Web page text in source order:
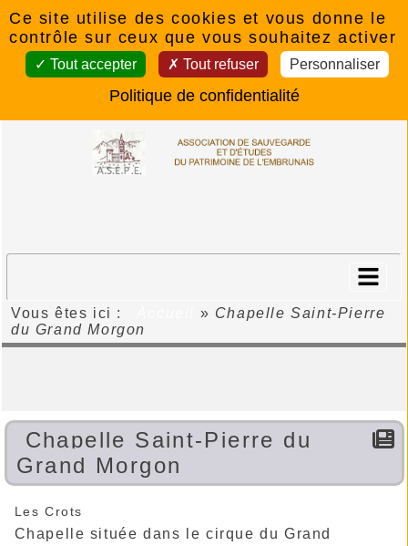
Vous êtes ici : » Chapelle Saint-Pierre
du Grand Morgon
Chapelle Saint-Pierre du
Grand Morgon
Les Crots
Chapelle située dans le cirque du Grand
Ce site utilise des cookies et vous donne le
contrôle sur ceux que vous souhaitez activer
Tout accepter Tout refuser Personnaliser
Politique de confidentialité